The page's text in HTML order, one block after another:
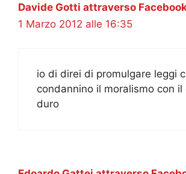
Davide Gotti attraverso
1 Marzo 2012 alle 16:35
io di direi di promulgare leggi
condannino il moralismo con il
duro